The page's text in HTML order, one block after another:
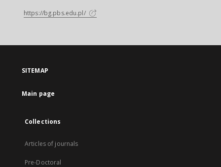
https://bg.pbs.edu.pl/
SITEMAP
Main page
Collections
Articles of journals
Pre-Doctoral